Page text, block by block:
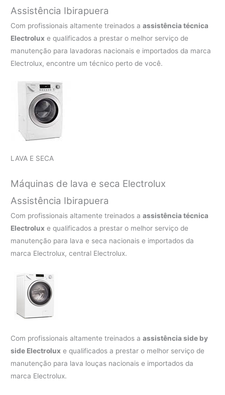
Assistência Ibirapuera
Com profissionais altamente treinados aassistência técnica
Electrolux e qualificados a prestar o melhor serviço de
manutenção para lavadoras nacionais e importados da marca
Electrolux, encontre um técnico perto de você.
LAVA E SECA
Máquinas de lava e seca Electrolux
Assistência Ibirapuera
Com profissionais altamente treinados aassistência técnica
Electrolux e qualificados a prestar o melhor serviço de
manutenção para lava e seca nacionais e importados da
marca Electrolux, central Electrolux.
Com profissionais altamente treinados aassistência side by
side Electrolux e qualificados a prestar o melhor serviço de
manutenção para lava louças nacionais e importados da
marca Electrolux.